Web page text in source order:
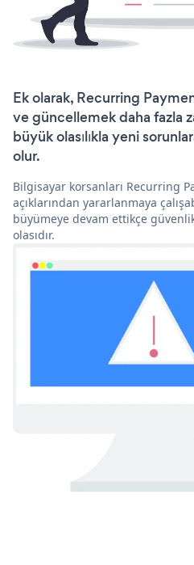
Ek olarak, Recurring
ve güncellemek daha fazla
büyük olasılıkla yeni
olur.
Bilgisayar korsanları Recurring
açıklarından yararlanmaya
büyümeye devam ettikçe
olasıdır.